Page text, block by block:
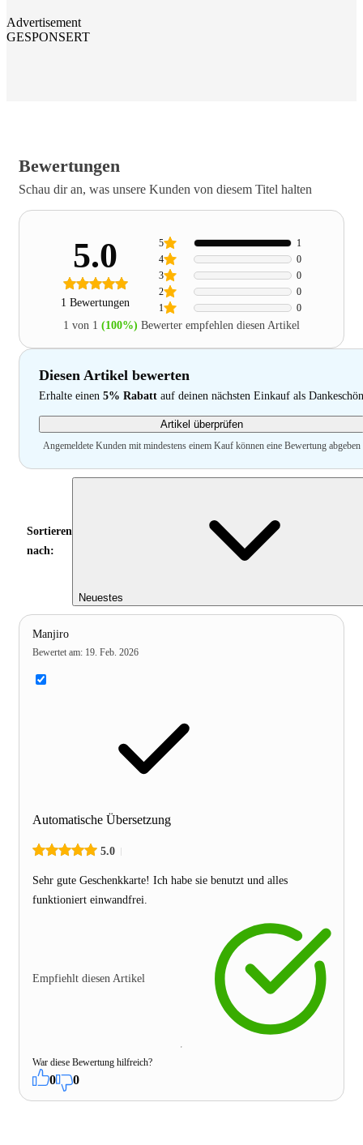
Advertisement
GESPONSERT
Bewertungen
Schau dir an, was unsere Kunden von diesem Titel halten
5.0
1 Bewertungen 1 0
2 0
3 0
4 0
5 1
1 von 1 (100%) Bewerter empfehlen diesen Artikel
Diesen Artikel bewerten
Erhalte einen 5% Rabatt auf deinen nächsten Einkauf als Dankeschön
Artikel überprüfen
Angemeldete Kunden mit mindestens einem Kauf können eine Bewertung abgeben
Sortieren
nach:
Neuestes
Manjiro
Bewertet am: 19. Feb. 2026
Automatische Übersetzung
5.0
Sehr gute Geschenkkarte! Ich habe sie benutzt und alles
funktioniert einwandfrei.
Empfiehlt diesen Artikel
War diese Bewertung hilfreich?
0 0